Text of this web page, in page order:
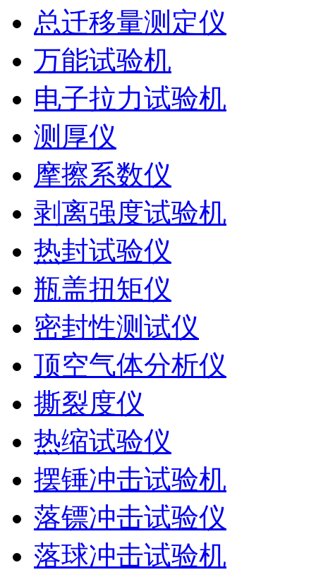
总迁移量测定仪
万能试验机
电子拉力试验机
测厚仪
摩擦系数仪
剥离强度试验机
热封试验仪
瓶盖扭矩仪
密封性测试仪
顶空气体分析仪
撕裂度仪
热缩试验仪
摆锤冲击试验机
落镖冲击试验仪
落球冲击试验机